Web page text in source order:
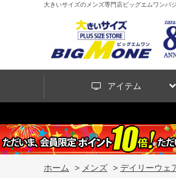
大きいサイズのメンズ専門店ビッグエムワンパ
アイテム
ホーム > メンズ > デイリーウェ